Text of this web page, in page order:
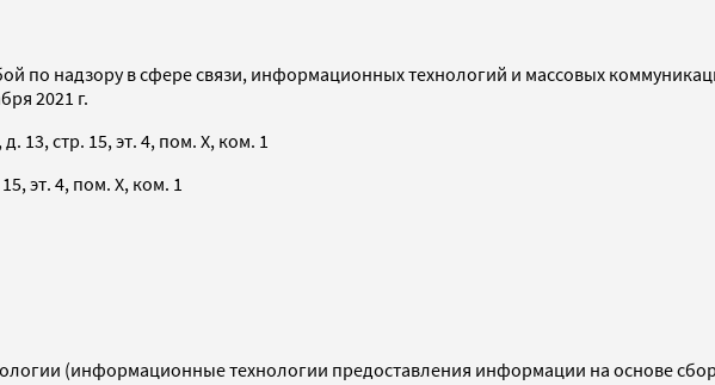
по надзору в сфере связи, информационных технологий и массовых
2021 г.
13, стр. 15, эт. 4, пом. X, ком. 1
эт. 4, пом. X, ком. 1
(информационные технологии предоставления информации на основе